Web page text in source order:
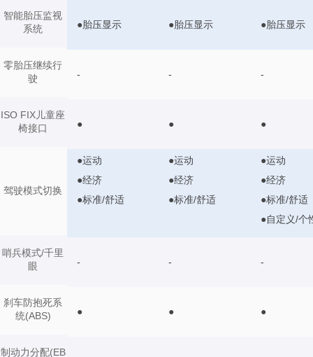
智能胎压监视
系统
零胎压继续行
驶
ISO FIX儿童座
椅接口
驾驶模式切换
哨兵模式/千里
眼
刹车防抱死系
统(ABS)
制动力分配(EB
●胎压显示 ●胎压显示 ●胎压显示
- - -
● ● ●
●运动
●经济
●标准/舒适
●运动
●经济
●标准/舒适
●运动
●经济
●标准/舒适
●自定义/个
- - -
● ● ●